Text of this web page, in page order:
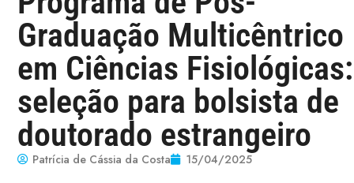
Graduação Multicêntrico
em Ciências Fisiológicas:
seleção para bolsista de
doutorado estrangeiro
Patrícia de Cássia da Costa 15/04/2025